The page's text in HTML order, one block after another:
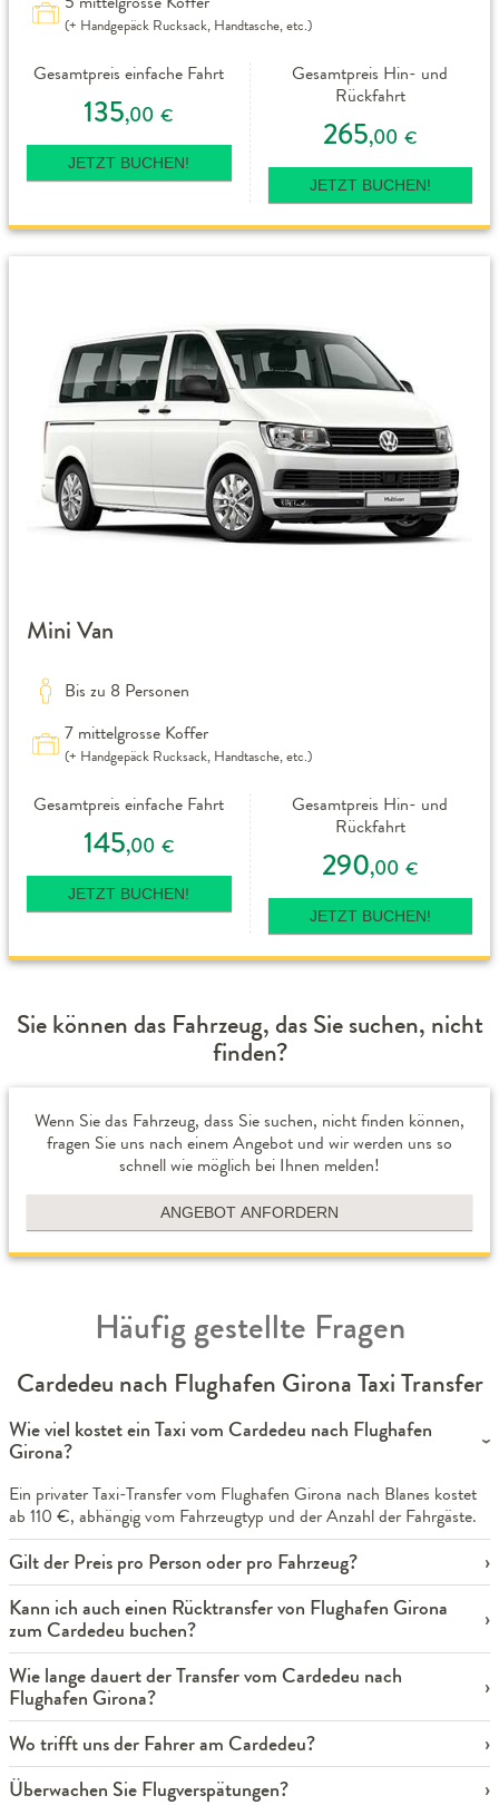
(+ Handgepäck Rucksack, Handtasche, etc.)
Gesamtpreis einfache Fahrt
135,00 €
JETZT BUCHEN!
Gesamtpreis Hin- und
Rückfahrt
265,00 €
JETZT BUCHEN!
Mini Van
Bis zu 8 Personen
7 mittelgrosse Koffer
(+ Handgepäck Rucksack, Handtasche, etc.)
Gesamtpreis einfache Fahrt
145,00 €
JETZT BUCHEN!
Gesamtpreis Hin- und
Rückfahrt
290,00 €
JETZT BUCHEN!
Sie können das Fahrzeug, das Sie suchen, nicht
finden?
Wenn Sie das Fahrzeug, dass Sie suchen, nicht finden können,
fragen Sie uns nach einem Angebot und wir werden uns so
schnell wie möglich bei Ihnen melden!
ANGEBOT ANFORDERN
Häufig gestellte Fragen
Cardedeu nach Flughafen Girona Taxi Transfer
Wie viel kostet ein Taxi vom Cardedeu nach Flughafen
Girona?
Ein privater Taxi-Transfer vom Flughafen Girona nach Blanes kostet
ab 110 €, abhängig vom Fahrzeugtyp und der Anzahl der Fahrgäste.
Gilt der Preis pro Person oder pro Fahrzeug?
Kann ich auch einen Rücktransfer von Flughafen Girona
zum Cardedeu buchen?
Wie lange dauert der Transfer vom Cardedeu nach
Flughafen Girona?
Wo trifft uns der Fahrer am Cardedeu?
Überwachen Sie Flugverspätungen?